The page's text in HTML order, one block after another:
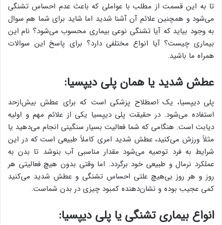
تا به این قسمت از مطلب با عواملی که باعث عدم احساس تشنگی
می‌شود و همچنین علائم آن آشنا شدید اما شاید برای شما هم سوال
به وجود بیاید که آیا تشنگی نوعی بیماری محسوب می‌شود؟ نام این
بیماری چیست؟ آیا انواع مختلفی دارد؟ برای پاسخ این سوالات
همراه ما باشید.
عطش شدید یا همان پلی دیپسیا:
پلی دیپسیا، یک اصطلاح پزشکی است که برای عطش بیش‌ازحد
استفاده می‌شود. در حقیقت پلی دیپسیا یکی از علائم مهم و اولیه
دیابت است. هنگامی که شما فعالیت بسیار سنگینی انجام می‌دهید یا
مثلاً ورزش می‌کنید، عطش شدید امری کاملاً طبیعی است که در این
شرایط به فرد توصیه می‌شود مقدار مناسبی آب بنوشد تا بدن به
عملکرد نرمال و طبیعی خود برگردد. اما وقتی بدون هیچ فعالیتی هر
روز و هر روز بی‌هیچ علتی احساس تشنگی و عطش شدید می‌کنید
کمی عجیب بوده و نشان‌دهنده کمبود چیزی در بدن شماست.
انواع بیماری تشنگی یا پلی دیپسیا: